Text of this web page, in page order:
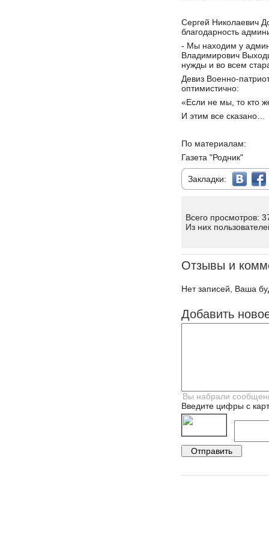
Сергей Николаевич
благодарность
- Мы находим у
Владимирович
нужды и во всем
Девиз Военно-
оптимистично:
«Если не мы, то кто
И этим все сказано…
По материалам:
Газета "Родник"
Закладки:
Всего просмотров:
Из них
Отзывы и
Нет записей, Ваша
Добавить
Введите цифры с